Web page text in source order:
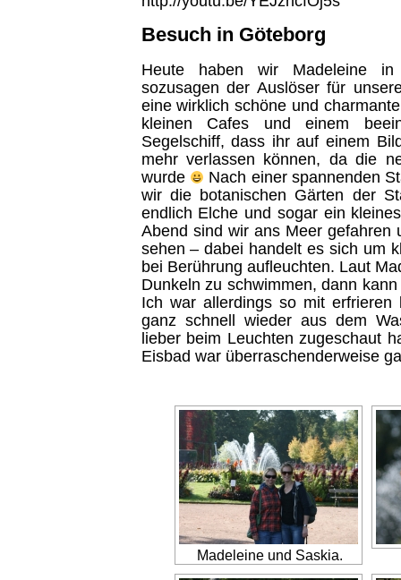
Besuch in Göteborg
Heute haben wir Madeleine in
sozusagen der Auslöser für
eine wirklich schöne und
kleinen Cafes und einem
Segelschiff, dass ihr auf einem
mehr verlassen können, da die
wurde
Nach einer spannenden
wir die botanischen Gärten der
endlich Elche und sogar ein
Abend sind wir ans Meer gefahren
sehen – dabei handelt es sich um
bei Berührung aufleuchten. Laut
Dunkeln zu schwimmen, dann
Ich war allerdings so mit erfrieren
ganz schnell wieder aus dem
lieber beim Leuchten zugeschaut
Eisbad war überraschenderweise
Madeleine und Saskia.